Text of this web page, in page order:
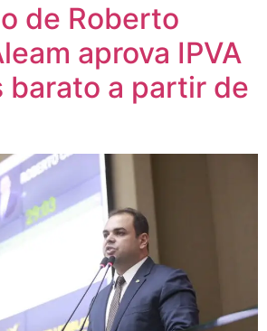
de Roberto
aprova IPVA
barato a partir de